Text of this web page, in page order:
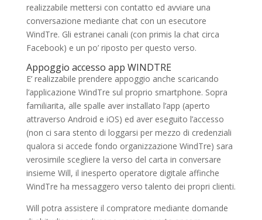
realizzabile mettersi con contatto ed avviare una
conversazione mediante chat con un esecutore
WindTre. Gli estranei canali (con primis la chat circa
Facebook) e un po’ riposto per questo verso.
Appoggio accesso app WINDTRE
E’ realizzabile prendere appoggio anche scaricando
l’applicazione WindTre sul proprio smartphone. Sopra
familiarita, alle spalle aver installato l’app (aperto
attraverso Android e iOS) ed aver eseguito l’accesso
(non ci sara stento di loggarsi per mezzo di credenziali
qualora si accede fondo organizzazione WindTre) sara
verosimile scegliere la verso del carta in conversare
insieme Will, il inesperto operatore digitale affinche
WindTre ha messaggero verso talento dei propri clienti.
Will potra assistere il compratore mediante domande